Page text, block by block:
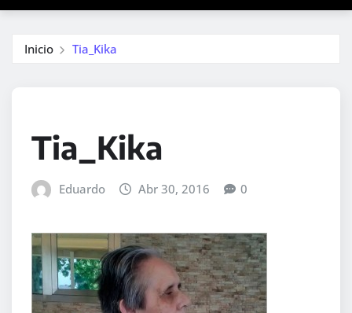
Inicio Tia_Kika
Tia_Kika
Eduardo Abr 30, 2016 0